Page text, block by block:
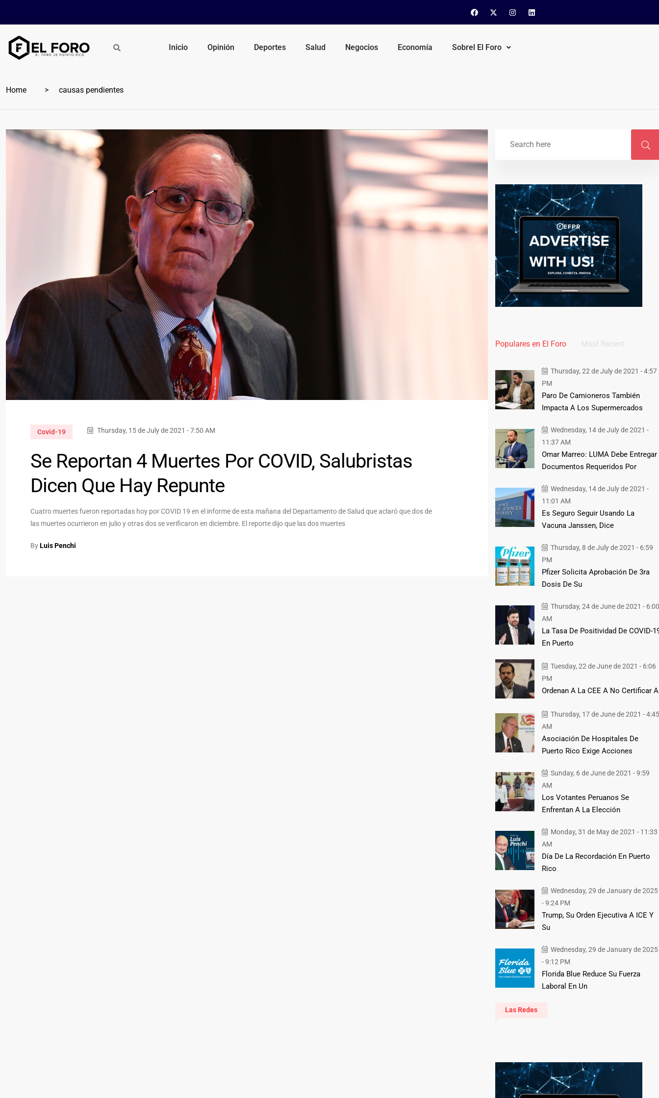
Inicio Opinión Deportes Salud Negocios Economía Sobrel El Foro
Home causas pendientes
Covid-19 Thursday, 15 de July de 2021 - 7:50 AM
Se Reportan 4 Muertes Por COVID, Salubristas
Dicen Que Hay Repunte
Cuatro muertes fueron reportadas hoy por COVID 19 en el informe de esta mañana del Departamento de Salud que aclaró que dos de
las muertes ocurrieron en julio y otras dos se verificaron en diciembre. El reporte dijo que las dos muertes
ByLuis Penchi
Populares en El Foro Most Recent
Thursday, 22 de July de 2021 - 4:57
PM
Paro De Camioneros También
Impacta A Los Supermercados
Wednesday, 14 de July de 2021 -
11:37 AM
Omar Marreo: LUMA Debe Entregar
Documentos Requeridos Por
Wednesday, 14 de July de 2021 -
11:01 AM
Es Seguro Seguir Usando La
Vacuna Janssen, Dice
Thursday, 8 de July de 2021 - 6:59
PM
Pfizer Solicita Aprobación De 3ra
Dosis De Su
Thursday, 24 de June de 2021 - 6:00
AM
La Tasa De Positividad De COVID-
En Puerto
Tuesday, 22 de June de 2021 - 6:06
PM
Ordenan A La CEE A No Certificar A
Thursday, 17 de June de 2021 - 4:45
AM
Asociación De Hospitales De
Puerto Rico Exige Acciones
Sunday, 6 de June de 2021 - 9:59
AM
Los Votantes Peruanos Se
Enfrentan A La Elección
Monday, 31 de May de 2021 - 11:33
AM
Día De La Recordación En Puerto
Rico
Wednesday, 29 de January de 2025
- 9:24 PM
Trump, Su Orden Ejecutiva A ICE Y
Su
Wednesday, 29 de January de 2025
- 9:12 PM
Florida Blue Reduce Su Fuerza
Laboral En Un
Las Redes